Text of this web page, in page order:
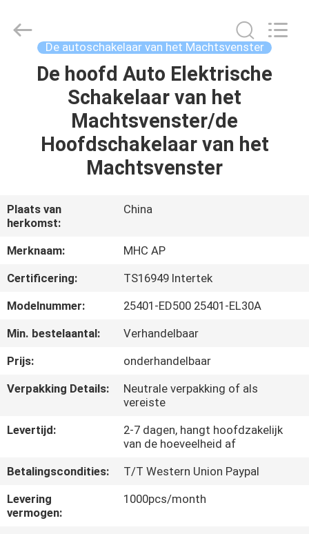
HUIS
PRODUCTEN
ONGEVEER
FABRIEKSREIS
KWALITEITSCONTROLE
NEEM
CONTACT
OP
OM
CITAAT
SITEMAP
Limited.
De autoschakelaar van het Machtsvenster
De hoofd Auto Elektrische
Schakelaar van het
Machtsvenster/de
Hoofdschakelaar van het
Machtsvenster
Plaats van
herkomst:
China
Merknaam:
MHC AP
Certificering:
TS16949 Intertek
Modelnummer:
25401-ED500 25401-EL30A
Min. bestelaantal:
Verhandelbaar
Prijs:
onderhandelbaar
Verpakking Details:
Neutrale verpakking of als
vereiste
Levertijd:
2-7 dagen, hangt hoofdzakelijk
van de hoeveelheid af
Betalingscondities:
T/T Western Union Paypal
Levering
vermogen:
1000pcs/month